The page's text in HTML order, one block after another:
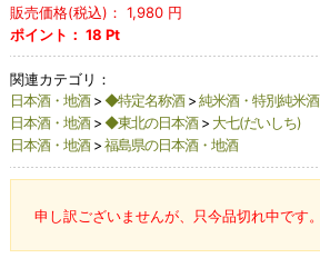
販売価格(税込)： 1,980円
ポイント： 18 Pt
関連カテゴリ：
日本酒・地酒> ◆特定名称酒> 純米酒・特別純米酒
日本酒・地酒> ◆東北の日本酒> 大七(だいしち)
日本酒・地酒> 福島県の日本酒・地酒
申し訳ございませんが、只今品切れ中です。